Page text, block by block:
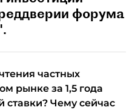
форума
частных
рынке за 1,5 года
ставки? Чему сейчас